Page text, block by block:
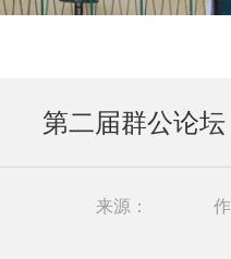
第二届群公论
来源：